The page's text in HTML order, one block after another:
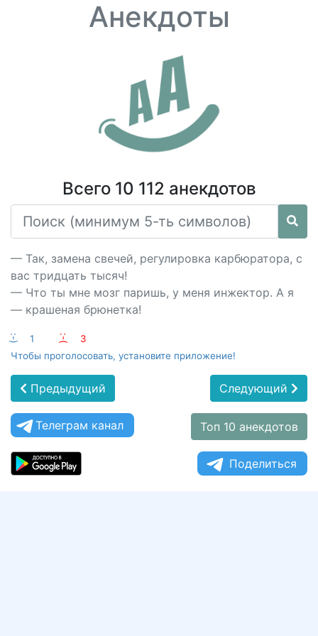
Анекдоты
Всего 10 112 анекдотов
— Так, замена свечей, регулировка карбюратора, с
вас тридцать тысяч!
— Что ты мне мозг паришь, у меня инжектор. А я
— крашеная брюнетка!
:-) 1 :-(
3
Чтобы проголосовать, установите приложение!
Предыдущий Следующий
Телеграм канал Топ 10 анекдотов
Поделиться